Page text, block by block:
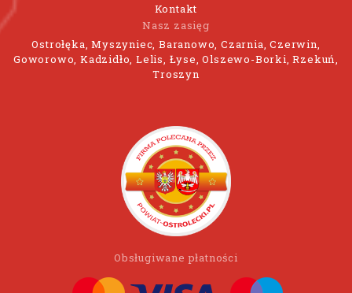
Kontakt
Nasz zasięg
Ostrołęka, Myszyniec, Baranowo, Czarnia, Czerwin,
Goworowo, Kadzidło, Lelis, Łyse, Olszewo-Borki, Rzekuń,
Troszyn
Obsługiwane płatności